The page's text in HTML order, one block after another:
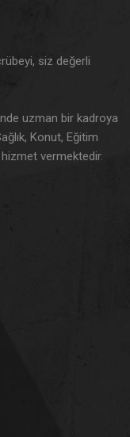
siz değerli
uzman bir kadroya
Konut, Eğitim
vermektedir.